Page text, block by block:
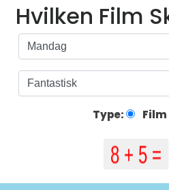
Hvilken Film
Type: Film